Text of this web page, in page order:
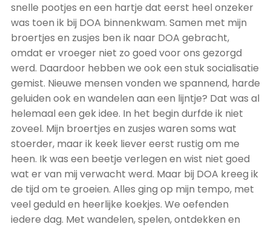
snelle pootjes en een hartje dat eerst heel onzeker
was toen ik bij DOA binnenkwam. Samen met mijn
broertjes en zusjes ben ik naar DOA gebracht,
omdat er vroeger niet zo goed voor ons gezorgd
werd. Daardoor hebben we ook een stuk socialisatie
gemist. Nieuwe mensen vonden we spannend, harde
geluiden ook en wandelen aan een lijntje? Dat was al
helemaal een gek idee. In het begin durfde ik niet
zoveel. Mijn broertjes en zusjes waren soms wat
stoerder, maar ik keek liever eerst rustig om me
heen. Ik was een beetje verlegen en wist niet goed
wat er van mij verwacht werd. Maar bij DOA kreeg ik
de tijd om te groeien. Alles ging op mijn tempo, met
veel geduld en heerlijke koekjes. We oefenden
iedere dag. Met wandelen, spelen, ontdekken en